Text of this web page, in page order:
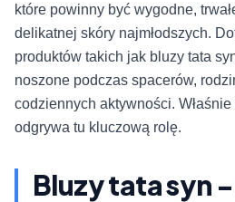
które powinny być wygodne,
delikatnej skóry najmłodszych.
produktów takich jak bluzy tata
noszone podczas spacerów,
codziennych aktywności. Właśnie
odgrywa tu kluczową rolę.
Bluzy tata syn